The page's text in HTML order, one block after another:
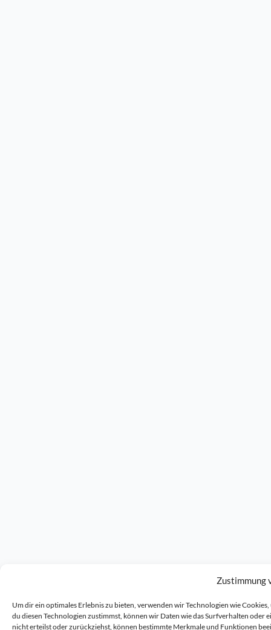
Zustimmung
Um dir ein optimales Erlebnis zu bieten, verwenden wir Technologien wie
du diesen Technologien zustimmst, können wir Daten wie das Surfverhalten
nicht erteilst oder zurückziehst, können bestimmte Merkmale und Funktionen